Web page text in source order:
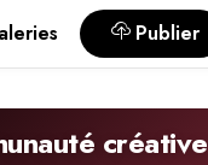
Publier
créative